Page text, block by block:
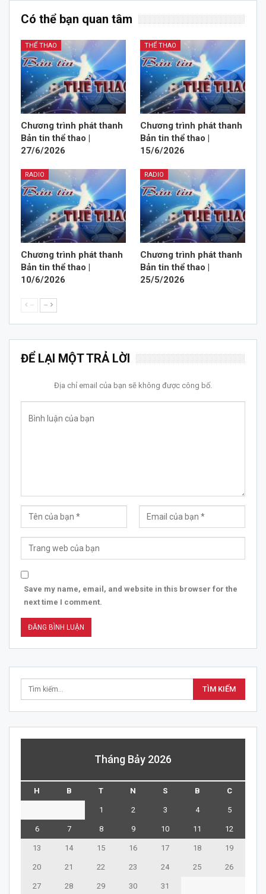
Có thể bạn quan tâm
THỂ THAO
Chương trình phát thanh
Bản tin thể thao |
27/6/2026
THỂ THAO
Chương trình phát thanh
Bản tin thể thao |
15/6/2026
RADIO
Chương trình phát thanh
Bản tin thể thao |
10/6/2026
RADIO
Chương trình phát thanh
Bản tin thể thao |
25/5/2026
-- --
ĐỂ LẠI MỘT TRẢ LỜI
Địa chỉ email của bạn sẽ không được công bố.
Save my name, email, and website in this browser for the
next time I comment.
Tháng Bảy 2026
H B T N S B C
1 2 3 4 5
6 7 8 9 10 11 12
13 14 15 16 17 18 19
20 21 22 23 24 25 26
27 28 29 30 31